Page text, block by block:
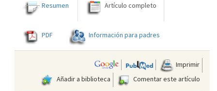
Resumen Artículo completo
PDF Información para padres
Imprimir
Añadir a biblioteca
Comentar este artículo